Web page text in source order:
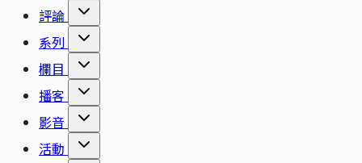
評論
系列
欄目
播客
影音
活動